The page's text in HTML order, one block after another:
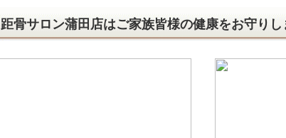
距骨サロン蒲田店はご家族皆様の健康をお守りし